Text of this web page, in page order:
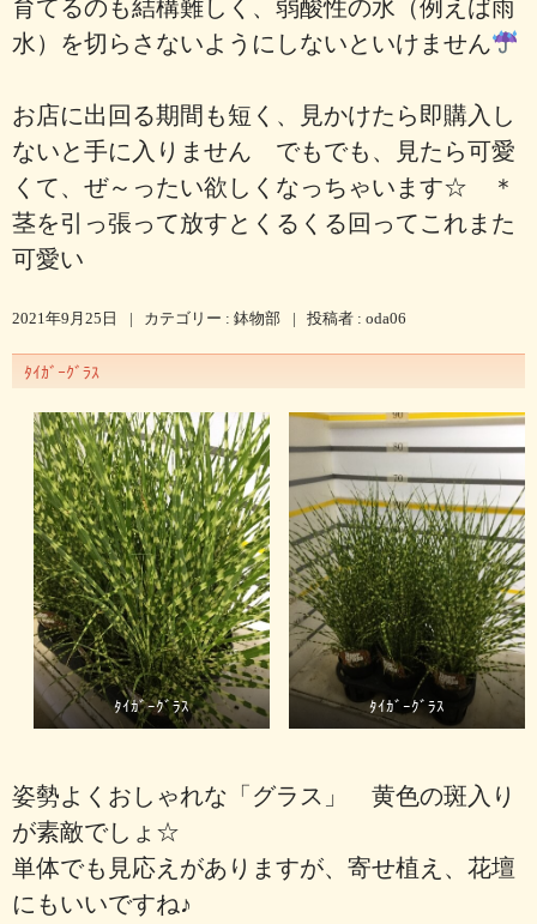
育てるのも結構難しく、弱酸性の水（例えば雨
水）を切らさないようにしないといけません
お店に出回る期間も短く、見かけたら即購入し
ないと手に入りません でもでも、見たら可愛
くて、ぜ～ったい欲しくなっちゃいます☆ ＊
茎を引っ張って放すとくるくる回ってこれまた
可愛い
2021年9月25日 | カテゴリー : 鉢物部 | 投稿者 : oda06
ﾀｲｶﾞｰｸﾞﾗｽ
ﾀｲｶﾞｰｸﾞﾗｽ ﾀｲｶﾞｰｸﾞﾗｽ
姿勢よくおしゃれな「グラス」 黄色の斑入り
が素敵でしょ☆
単体でも見応えがありますが、寄せ植え、花壇
にもいいですね♪